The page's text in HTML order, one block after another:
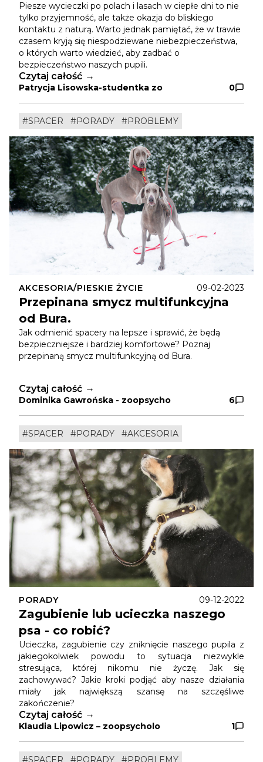
Piesze wycieczki po polach i lasach w ciepłe dni to nie
tylko przyjemność, ale także okazja do bliskiego
kontaktu z naturą. Warto jednak pamiętać, że w trawie
czasem kryją się niespodziewane niebezpieczeństwa,
o których warto wiedzieć, aby zadbać o
bezpieczeństwo naszych pupili.
Czytaj całość
Patrycja Lisowska-studentka zo 0
#SPACER #PORADY #PROBLEMY
AKCESORIA/PIESKIE ŻYCIE 09-02-2023
Przepinana smycz multifunkcyjna
od Bura.
Jak odmienić spacery na lepsze i sprawić, że będą
bezpieczniejsze i bardziej komfortowe? Poznaj
przepinaną smycz multifunkcyjną od Bura.
Czytaj całość
Dominika Gawrońska - zoopsycho 6
#SPACER #PORADY #AKCESORIA
PORADY 09-12-2022
Zagubienie lub ucieczka naszego
psa - co robić?
Ucieczka, zagubienie czy zniknięcie naszego pupila z
jakiegokolwiek powodu to sytuacja niezwykle
stresująca, której nikomu nie życzę. Jak się
zachowywać? Jakie kroki podjąć aby nasze działania
miały jak największą szansę na szczęśliwe
zakończenie?
Czytaj całość
Klaudia Lipowicz – zoopsycholo 1
#SPACER #PORADY #PROBLEMY